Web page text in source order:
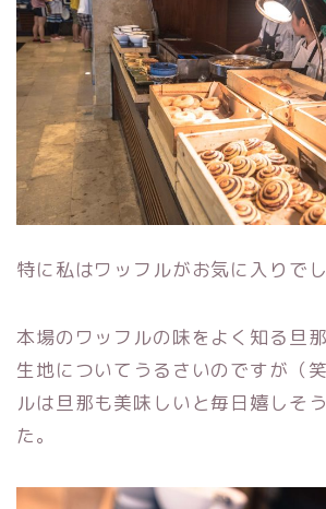
特に私はワッフルがお気に入りでし
本場のワッフルの味をよく知る旦
生地についてうるさいのですが（
ルは旦那も美味しいと毎日嬉しそ
た。